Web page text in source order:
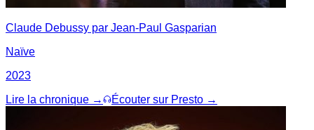
Claude Debussy par Jean-Paul Gasparian
Naïve
2023
Lire la chronique →
Écouter sur Presto →